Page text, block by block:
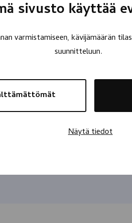
sivusto käyttää
varmistamiseen, kävijämäärän
suunnitteluun.
Näytä tiedot